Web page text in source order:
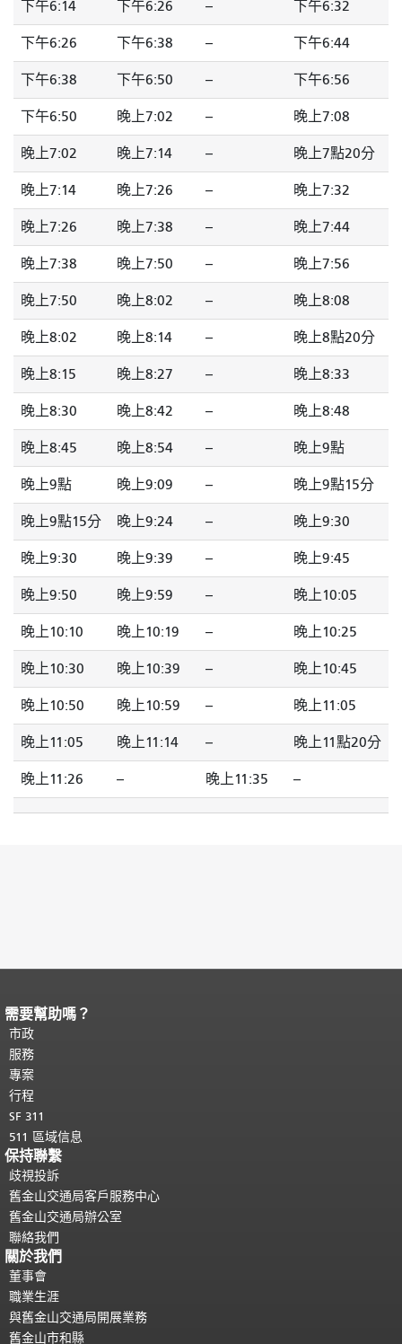
下午6:14 下午6:26 -- 下午6:32
下午6:26 下午6:38 -- 下午6:44
下午6:38 下午6:50 -- 下午6:56
下午6:50 晚上7:02 -- 晚上7:08
晚上7:02 晚上7:14 -- 晚上7點20分
晚上7:14 晚上7:26 -- 晚上7:32
晚上7:26 晚上7:38 -- 晚上7:44
晚上7:38 晚上7:50 -- 晚上7:56
晚上7:50 晚上8:02 -- 晚上8:08
晚上8:02 晚上8:14 -- 晚上8點20分
晚上8:15 晚上8:27 -- 晚上8:33
晚上8:30 晚上8:42 -- 晚上8:48
晚上8:45 晚上8:54 -- 晚上9點
晚上9點 晚上9:09 -- 晚上9點15分
晚上9點15分 晚上9:24 -- 晚上9:30
晚上9:30 晚上9:39 -- 晚上9:45
晚上9:50 晚上9:59 -- 晚上10:05
晚上10:10 晚上10:19 -- 晚上10:25
晚上10:30 晚上10:39 -- 晚上10:45
晚上10:50 晚上10:59 -- 晚上11:05
晚上11:05 晚上11:14 -- 晚上11點20分
晚上11:26 -- 晚上11:35 --
頁面內容結束。
都會重複顯示。
需要幫助嗎？
市政
服務
專案
行程
SF 311
511 區域信息
保持聯繫
歧視投訴
舊金山交通局客戶服務中心
舊金山交通局辦公室
聯絡我們
關於我們
董事會
職業生涯
與舊金山交通局開展業務
舊金山市和縣